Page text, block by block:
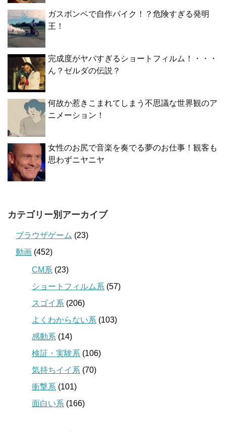
ガスボンベで自作バイク！？危険すぎる発明
王！
完成度がヤバすぎるショートフィルム！・・・
ん？ゼルダの伝説？
何故か惹きこまれてしまう不思議な世界観のア
ニメーション！
女性のお尻で音楽を奏でる夢のお仕事！観客も
思わずニヤニヤ
カテゴリー別アーカイブ
ブラウザゲーム (23)
動画 (452)
CM系 (23)
ショートフィルム系 (57)
スゴイ系 (206)
よくわからない系 (103)
感動系 (14)
検証・実験系 (106)
気持ちイイ系 (70)
衝撃系 (101)
面白い系 (166)